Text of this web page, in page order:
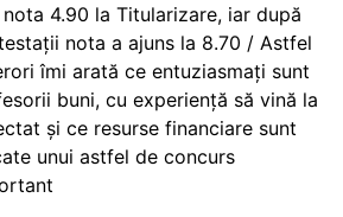
4.90 la Titularizare, iar după
nota a ajuns la 8.70 / Astfel
îmi arată ce entuziasmați sunt
buni, cu experiență să vină la
și ce resurse financiare sunt
unui astfel de concurs